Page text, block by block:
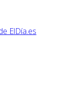
ElDía.es